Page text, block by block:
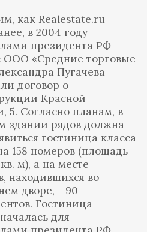
как Realestate.ru
в 2004 году
президента РФ
ООО «Средние торговые
Пугачева
договор о
Красной
5. Согласно планам, в
здании рядов должна
гостиница класса
158 номеров (площадь
м), а на месте
находившихся во
дворе, - 90
Гостиница
для